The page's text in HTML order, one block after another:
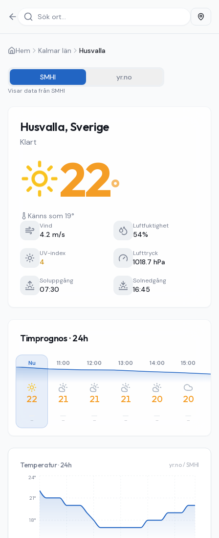
Hem Kalmar län Husvalla
SMHI yr.no
Visar data från SMHI
Husvalla, Sverige
Klart
22°
Känns som 19°
Vind
4.2 m/s
Luftfuktighet
54%
UV-index
4
Lufttryck
1018.7 hPa
Soluppgång
07:30
Solnedgång
16:45
Timprognos · 24h
Nu
22
–
11:00
21
–
12:00
21
–
13:00
21
–
14:00
20
–
15:00
20
–
Temperatur · 24h yr.no / SMHI
18°
21°
24°